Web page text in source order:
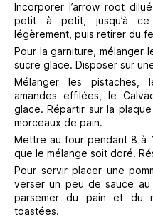
Incorporer l’arrow root
petit à petit, jusqu’à ce
légèrement, puis retirer du
Pour la garniture, mélanger
sucre glace. Disposer sur
Mélanger les pistaches,
amandes effilées, le
glace. Répartir sur la
morceaux de pain.
Mettre au four pendant 8 à
que le mélange soit doré.
Pour servir placer une
verser un peu de sauce
parsemer du pain et du
toastées.